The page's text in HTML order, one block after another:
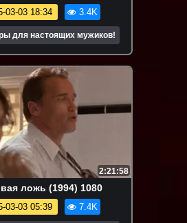
03-03 18:34 3.4K
для настоящих мужиков!
2:21:58
ложь (1994) 1080
03-03 05:39 7.4K